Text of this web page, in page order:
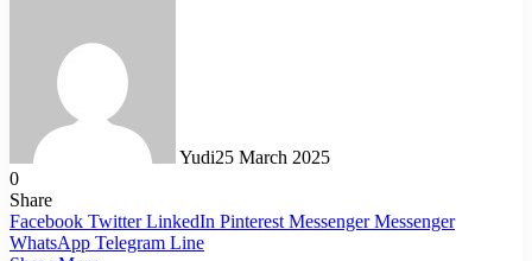
Yudi25 March 2025
0
Share
Facebook Twitter LinkedIn Pinterest Messenger Messenger
WhatsApp Telegram Line